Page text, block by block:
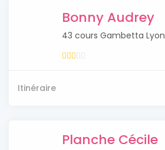
Bonny Audrey
43 cours Gambetta Lyon
Itinéraire
Planche Cécile